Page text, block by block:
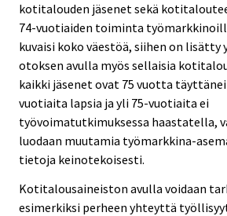
kotitalouden jäsenet sekä
74-vuotiaiden toiminta
kuvaisi koko väestöä, siihen on lisätty
otoksen avulla myös sellaisia
kaikki jäsenet ovat 75 vuotta
vuotiaita lapsia ja yli 75-vuotiaita ei
työvoimatutkimuksessa haastatella,
luodaan muutamia työmarkkina-
tietoja keinotekoisesti.
Kotitalousaineiston avulla voidaan
esimerkiksi perheen yhteyttä